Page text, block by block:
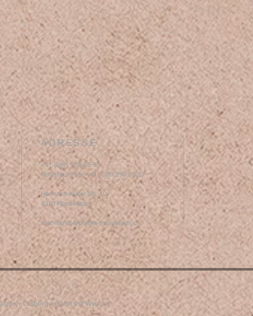
ADRESSE
+41 (0)61 836 95 55
Notfallnummer +41 (0)79 290 86 27
Hermann Keller-Str. 10
4310 Rheinfelden
sekretariat@pfarrei-rheinfelden.ch
Olsberg erstellt mitWix.com